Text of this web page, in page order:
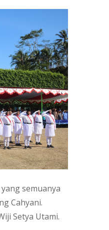
semuanya
Cahyani.
Setya Utami.